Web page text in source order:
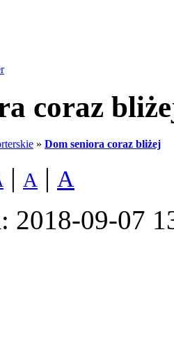
coraz
» Dom seniora coraz bliżej
| A | A
2018-09-07